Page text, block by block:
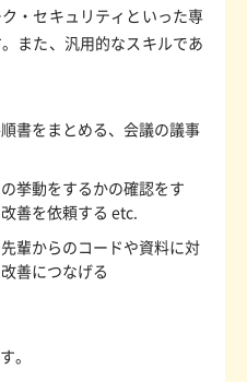
・セキュリティといった専
また、汎用的なスキルであ
書をまとめる、会議の議事
挙動をするかの確認をす
善を依頼する etc.
先輩からのコードや資料に対
善につなげる
。